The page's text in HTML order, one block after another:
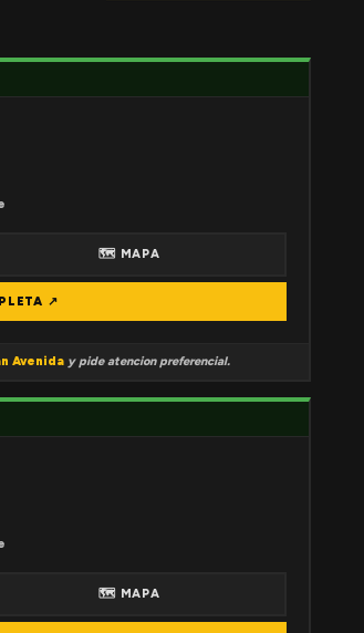
🗺 MAPA
↗
Avenida y pide atencion preferencial.
🗺 MAPA